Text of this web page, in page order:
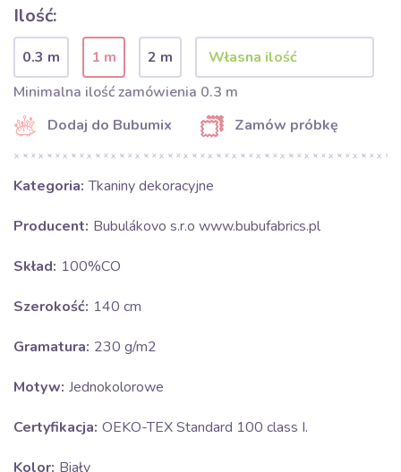
Ilość:
0.3 m 1 m
2 m
Minimalna ilość zamówienia 0.3 m
Dodaj do Bubumix
Zamów próbkę
Kategoria: Tkaniny dekoracyjne
Producent: Bubulákovo s.r.o www.bubufabrics.pl
Skład: 100%CO
Szerokość: 140 cm
Gramatura: 230 g/m2
Motyw: Jednokolorowe
Certyfikacja: OEKO-TEX Standard 100 class I.
Kolor: Biały